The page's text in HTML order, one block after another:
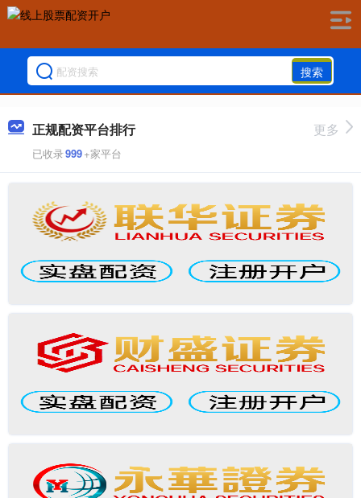
搜索
正规配资平台排行
已收录999+家平台
更多